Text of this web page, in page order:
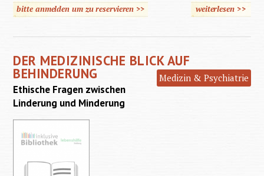
bitte anmelden um zu reservieren >> weiterlesen über
>>
DER MEDIZINISCHE BLICK AUF
BEHINDERUNG Medizin & Psychiatrie
Ethische Fragen zwischen
Linderung und Minderung